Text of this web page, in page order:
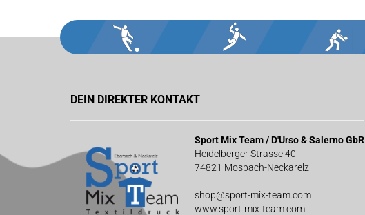
DEIN DIREKTER KONTAKT
Sport Mix Team / D'Urso & Salerno GbR
Heidelberger Strasse 40
74821 Mosbach-Neckarelz
shop@sport-mix-team.com
www.sport-mix-team.com